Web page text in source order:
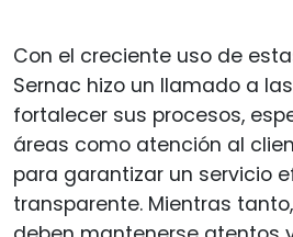
Con el creciente uso de
Sernac hizo un llamado a las
fortalecer sus procesos,
áreas como atención al
para garantizar un servicio
transparente. Mientras